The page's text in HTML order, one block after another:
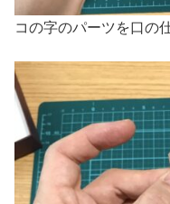
コの字のパーツを口の